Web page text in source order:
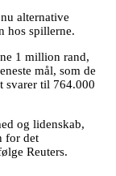
alternative
hos spillerne.
1 million rand,
mål, som de
svarer til 764.000
og lidenskab,
for det
Reuters.